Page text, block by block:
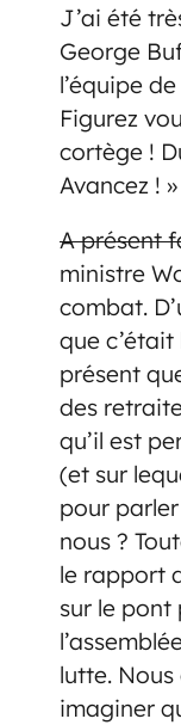
J’ai été
George
l’équipe
Figurez
cortège !
Avancez ! »
A présent
ministre
combat.
que
présent
des
qu’il est
(et sur
pour
nous ?
le rapport
sur le pont
lutte.
imaginer